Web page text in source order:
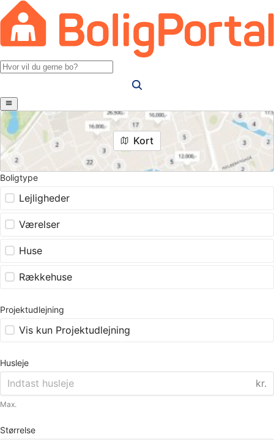
Kort
Boligtype
Lejligheder
Værelser
Huse
Rækkehuse
Projektudlejning
Vis kun Projektudlejning
Husleje
kr.
Max.
Størrelse